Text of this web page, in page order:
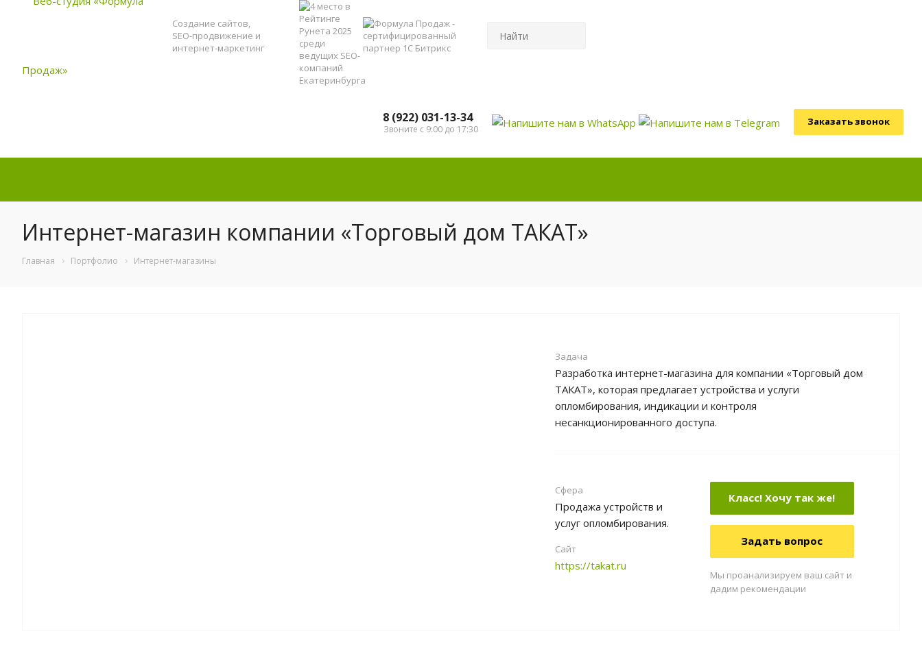
Создание сайтов,
SEO-продвижение и
интернет-маркетинг
8 (922) 031-13-34
Звоните с 9:00 до 17:30
Заказать звонок
Интернет-магазин компании «Торговый дом ТАКАТ»
Главная Портфолио Интернет-магазины
Задача
Разработка интернет-магазина для компании «Торговый дом
ТАКАТ», которая предлагает устройства и услуги
опломбирования, индикации и контроля
несанкционированного доступа.
Сфера
Продажа устройств и
услуг опломбирования.
Сайт
https://takat.ru
Класс! Хочу так же!
Задать вопрос
Мы проанализируем ваш сайт и
дадим рекомендации